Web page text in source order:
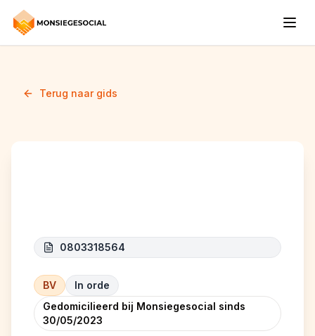
Terug naar gids
0803318564
BV
In orde
Gedomicilieerd bij Monsiegesocial sinds
30/05/2023